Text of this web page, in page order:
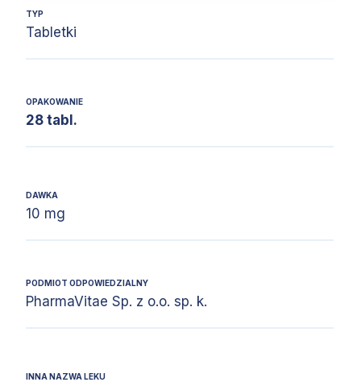
TYP
Tabletki
OPAKOWANIE
28 tabl.
DAWKA
10 mg
PODMIOT ODPOWIEDZIALNY
PharmaVitae Sp. z o.o. sp. k.
INNA NAZWA LEKU